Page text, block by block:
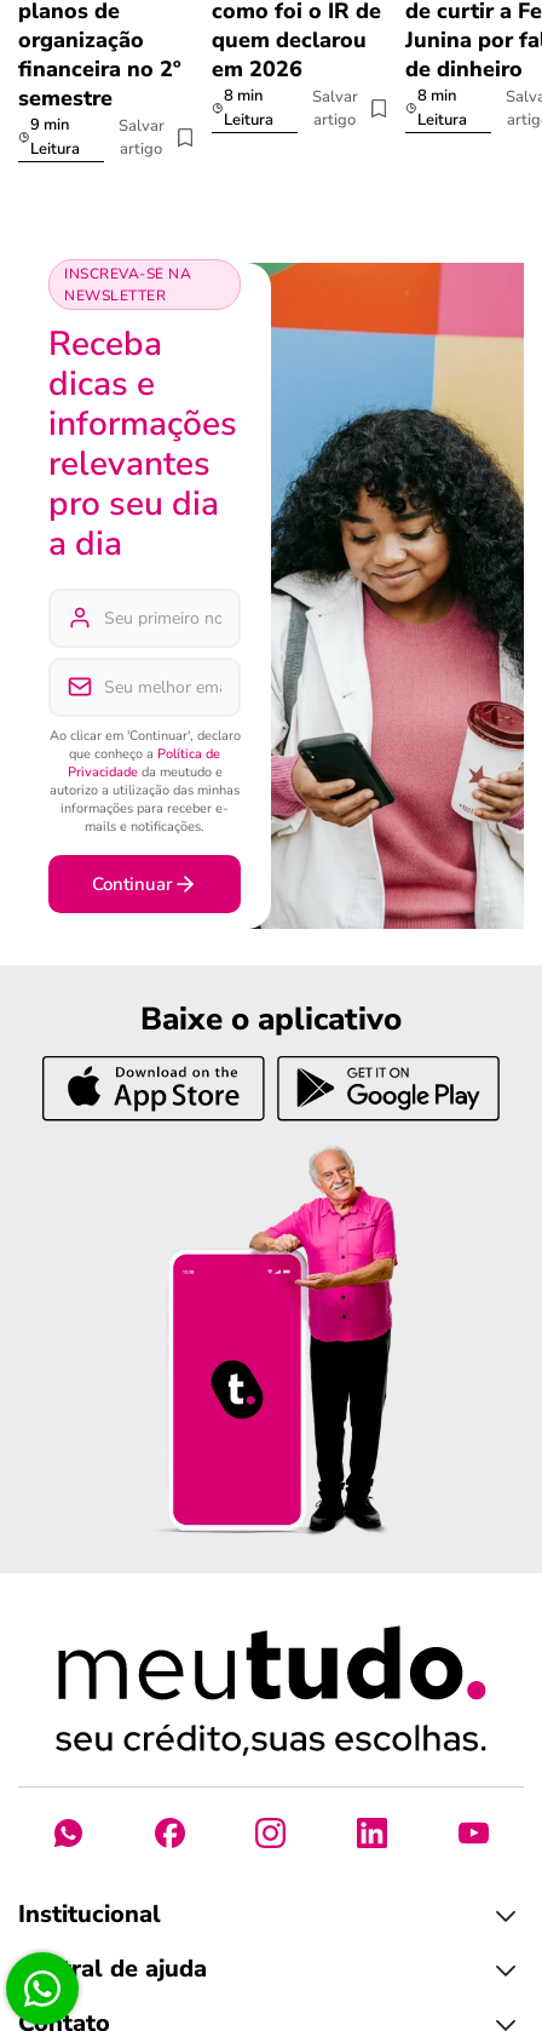
planos de
organização
financeira no 2º
semestre
9 min
Leitura
Salvar
artigo
como foi o IR de
quem declarou
em 2026
8 min
Leitura
Salvar
artigo
de curtir a
Junina por
de dinheiro
8 min
Leitura
INSCREVA-SE NA
NEWSLETTER
Receba
dicas e
informações
relevantes
pro seu dia
a dia
Ao clicar em 'Continuar', declaro
que conheço a Política de
Privacidadeda meutudo e
autorizo a utilização das minhas
informações para receber e-
mails e notificações.
Continuar
Baixe o aplicativo
Institucional
Central de ajuda
Contato